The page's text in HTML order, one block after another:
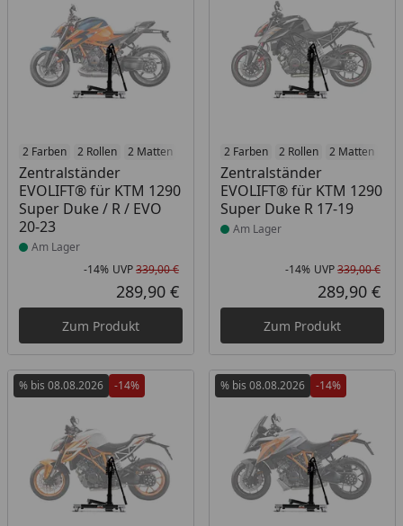
2 Farben 2 Rollen 2 Matten 2 Racetrack-Add-Ons 2 Branding-Optionen
Zentralständer
EVOLIFT® für KTM 1290
Super Duke / R / EVO
20-23
Produkt am Lager
Am Lager
Rabatt in Prozent
-14%
Ursprünglicher Preis
UVP339,00 €
Aktueller Preis
289,90 €
Zum Produkt
2 Farben 2 Rollen 2 Matten
Zentralständer
EVOLIFT® für KTM 1290
Super Duke R 17-19
Produkt am Lager
Am Lager
-14% UVP339,00 €
289,90 €
Zum Produkt
% bis 08.08.2026 -14% % bis 08.08.2026 -14%